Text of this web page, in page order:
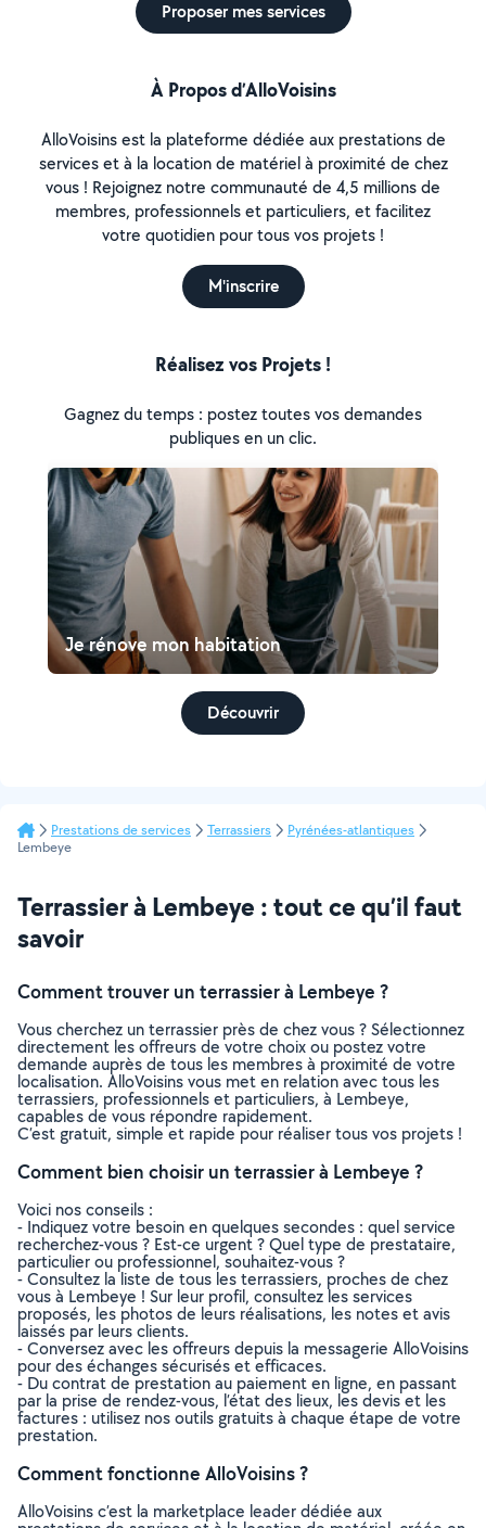
Proposer mes services
À Propos d’AlloVoisins
AlloVoisins est la plateforme dédiée aux prestations de
services et à la location de matériel à proximité de chez
vous ! Rejoignez notre communauté de 4,5 millions de
membres, professionnels et particuliers, et facilitez
votre quotidien pour tous vos projets !
M'inscrire
Réalisez vos Projets !
Gagnez du temps : postez toutes vos demandes
publiques en un clic.
Je rénove mon habitation
Découvrir
Prestations de services Terrassiers
Pyrénées-atlantiques
Lembeye
Terrassier à Lembeye : tout ce qu’il faut
savoir
Comment trouver un terrassier à Lembeye ?
Vous cherchez un terrassier près de chez vous ? Sélectionnez
directement les offreurs de votre choix ou postez votre
demande auprès de tous les membres à proximité de votre
localisation. AlloVoisins vous met en relation avec tous les
terrassiers, professionnels et particuliers, à Lembeye,
capables de vous répondre rapidement.
C’est gratuit, simple et rapide pour réaliser tous vos projets !
Comment bien choisir un terrassier à Lembeye ?
Voici nos conseils :
- Indiquez votre besoin en quelques secondes : quel service
recherchez-vous ? Est-ce urgent ? Quel type de prestataire,
particulier ou professionnel, souhaitez-vous ?
- Consultez la liste de tous les terrassiers, proches de chez
vous à Lembeye ! Sur leur profil, consultez les services
proposés, les photos de leurs réalisations, les notes et avis
laissés par leurs clients.
- Conversez avec les offreurs depuis la messagerie AlloVoisins
pour des échanges sécurisés et efficaces.
- Du contrat de prestation au paiement en ligne, en passant
par la prise de rendez-vous, l’état des lieux, les devis et les
factures : utilisez nos outils gratuits à chaque étape de votre
prestation.
Comment fonctionne AlloVoisins ?
AlloVoisins c’est la marketplace leader dédiée aux